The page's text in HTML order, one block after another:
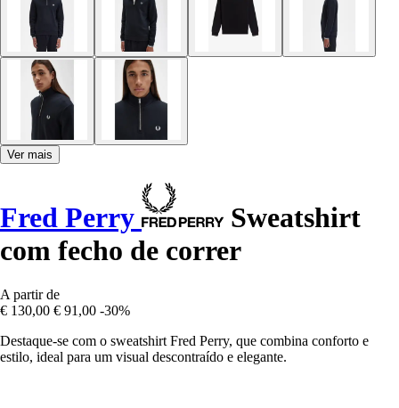
Ver mais
Fred Perry
Sweatshirt
com fecho de correr
A partir de
€ 130,00 € 91,00 -30%
Destaque-se com o sweatshirt Fred Perry, que combina conforto e
estilo, ideal para um visual descontraído e elegante.